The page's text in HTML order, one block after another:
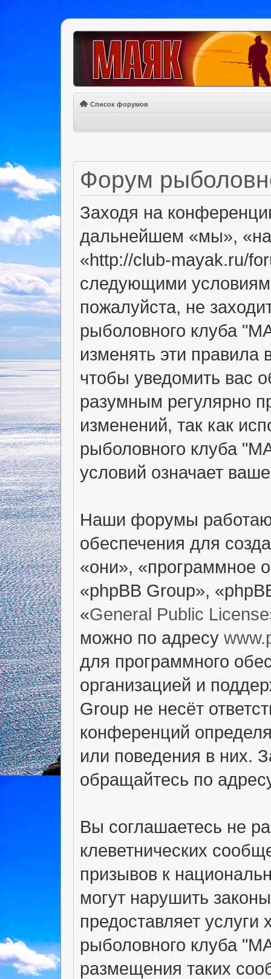
Список форумов
Форум
Заходя на
дальнейшем «мы»,
«http://club-mayak.ru/
следующими
пожалуйста, не
рыболовного клуба
изменять эти
чтобы уведомить вас
разумным регулярно
изменений, так как
рыболовного клуба
условий означает
Наши форумы
обеспечения для
«они», «программное
«phpBB Group»,
«General Public License
можно по адресу
для программного
организацией и
Group не несёт
конференций
или поведения в них.
обращайтесь по
Вы соглашаетесь не
клеветнических
призывов к
могут нарушить
предоставляет
рыболовного клуба
размещения таких